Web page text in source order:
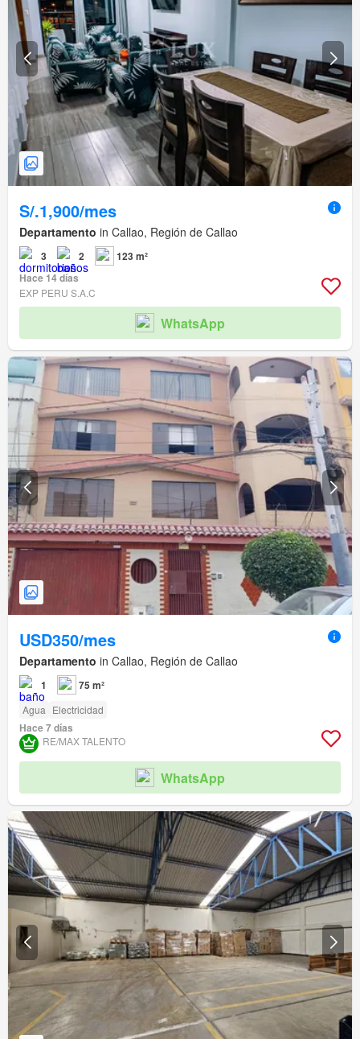
S/.1,900/mes
Departamento in Callao, Región de Callao
3 2
123 m²
Hace 14 días
EXP PERU S.A.C
WhatsApp
USD350/mes
Departamento in Callao, Región de Callao
1 75 m²
Agua Electricidad
Hace 7 días
RE/MAX TALENTO
WhatsApp